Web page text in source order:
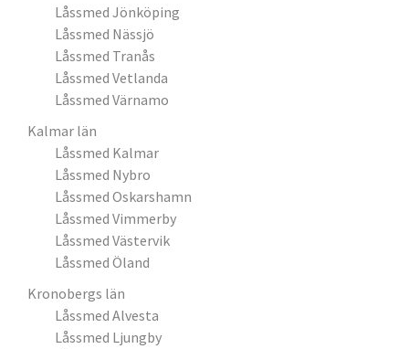
Låssmed Jönköping
Låssmed Nässjö
Låssmed Tranås
Låssmed Vetlanda
Låssmed Värnamo
Kalmar län
Låssmed Kalmar
Låssmed Nybro
Låssmed Oskarshamn
Låssmed Vimmerby
Låssmed Västervik
Låssmed Öland
Kronobergs län
Låssmed Alvesta
Låssmed Ljungby